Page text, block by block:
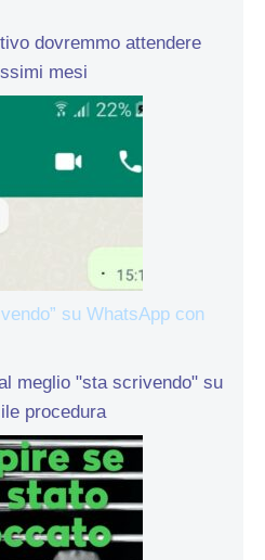
dovremmo attendere
mesi
su WhatsApp con
meglio "sta scrivendo" su
procedura